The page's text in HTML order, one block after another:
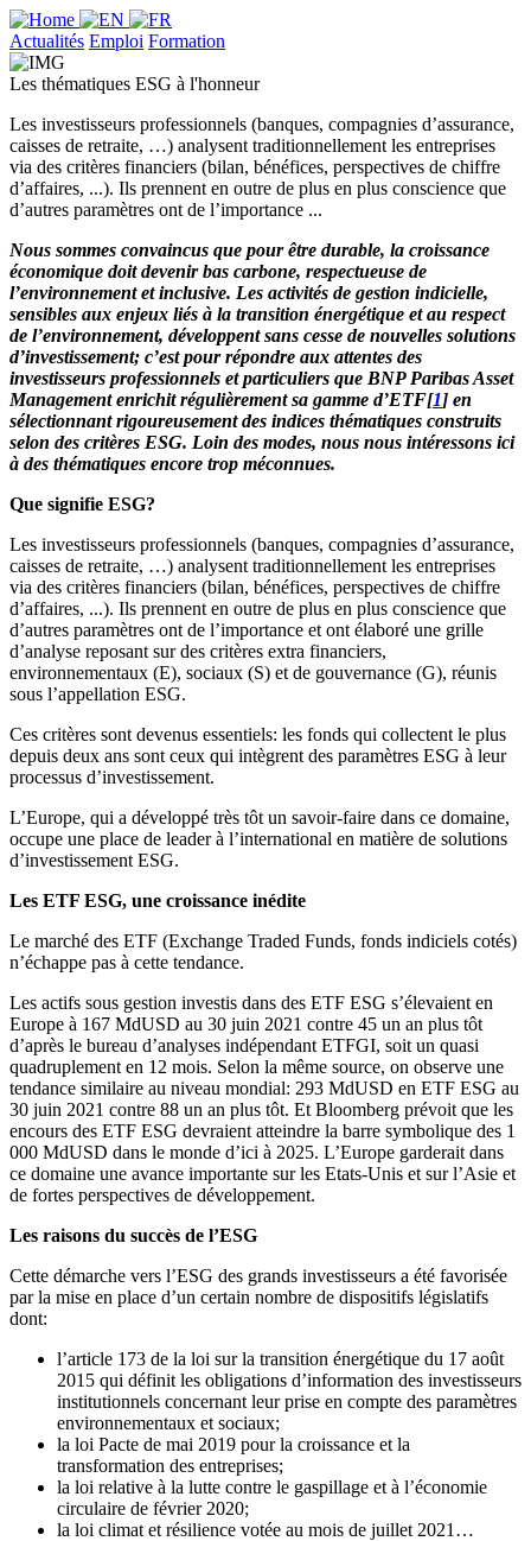
Actualités Emploi Formation
Les thématiques ESG à l'honneur
Les investisseurs professionnels (banques, compagnies d’assurance,
caisses de retraite, …) analysent traditionnellement les entreprises
via des critères financiers (bilan, bénéfices, perspectives de chiffre
d’affaires, ...). Ils prennent en outre de plus en plus conscience que
d’autres paramètres ont de l’importance ...
Nous sommes convaincus que pour être durable, la croissance
économique doit devenir bas carbone, respectueuse de
l’environnement et inclusive. Les activités de gestion indicielle,
sensibles aux enjeux liés à la transition énergétique et au respect
de l’environnement, développent sans cesse de nouvelles solutions
d’investissement; c’est pour répondre aux attentes des
investisseurs professionnels et particuliers que BNP Paribas Asset
Management enrichit régulièrement sa gamme d’ETF[1] en
sélectionnant rigoureusement des indices thématiques construits
selon des critères ESG. Loin des modes, nous nous intéressons ici
à des thématiques encore trop méconnues.
Que signifie ESG?
Les investisseurs professionnels (banques, compagnies d’assurance,
caisses de retraite, …) analysent traditionnellement les entreprises
via des critères financiers (bilan, bénéfices, perspectives de chiffre
d’affaires, ...). Ils prennent en outre de plus en plus conscience que
d’autres paramètres ont de l’importance et ont élaboré une grille
d’analyse reposant sur des critères extra financiers,
environnementaux (E), sociaux (S) et de gouvernance (G), réunis
sous l’appellation ESG.
Ces critères sont devenus essentiels: les fonds qui collectent le plus
depuis deux ans sont ceux qui intègrent des paramètres ESG à leur
processus d’investissement.
L’Europe, qui a développé très tôt un savoir-faire dans ce domaine,
occupe une place de leader à l’international en matière de solutions
d’investissement ESG.
Les ETF ESG, une croissance inédite
Le marché des ETF (Exchange Traded Funds, fonds indiciels cotés)
n’échappe pas à cette tendance.
Les actifs sous gestion investis dans des ETF ESG s’élevaient en
Europe à 167 MdUSD au 30 juin 2021 contre 45 un an plus tôt
d’après le bureau d’analyses indépendant ETFGI, soit un quasi
quadruplement en 12 mois. Selon la même source, on observe une
tendance similaire au niveau mondial: 293 MdUSD en ETF ESG au
30 juin 2021 contre 88 un an plus tôt. Et Bloomberg prévoit que les
encours des ETF ESG devraient atteindre la barre symbolique des 1
000 MdUSD dans le monde d’ici à 2025. L’Europe garderait dans
ce domaine une avance importante sur les Etats-Unis et sur l’Asie et
de fortes perspectives de développement.
Les raisons du succès de l’ESG
Cette démarche vers l’ESG des grands investisseurs a été favorisée
par la mise en place d’un certain nombre de dispositifs législatifs
dont:
l’article 173 de la loi sur la transition énergétique du 17 août
2015 qui définit les obligations d’information des investisseurs
institutionnels concernant leur prise en compte des paramètres
environnementaux et sociaux;
la loi Pacte de mai 2019 pour la croissance et la
transformation des entreprises;
la loi relative à la lutte contre le gaspillage et à l’économie
circulaire de février 2020;
la loi climat et résilience votée au mois de juillet 2021…